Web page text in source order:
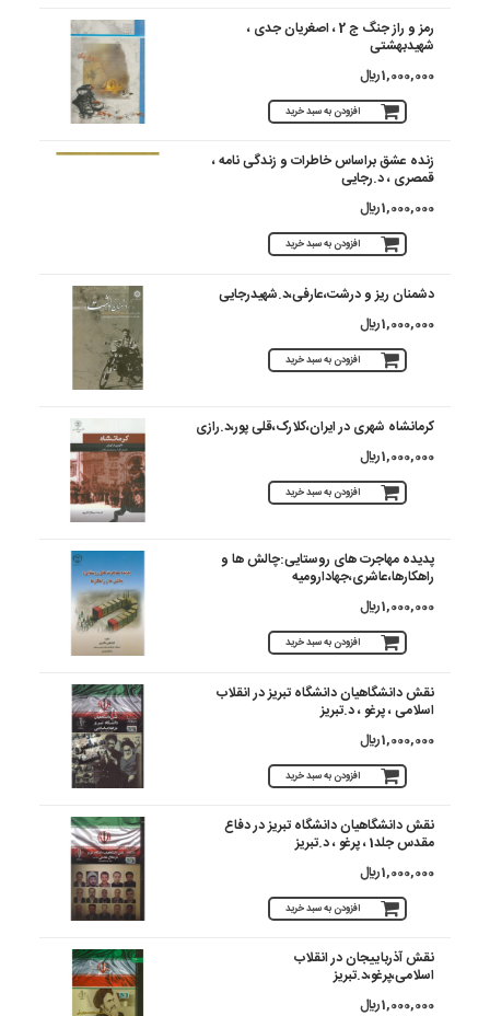
رمز و راز جنگ ج 2 ، اصغریان جدی ،
شهیدبهشتی
1,000,000 ريال
افزودن به سبد خرید
زنده عشق براساس خاطرات و زندگی نامه ،
قمصری ، د.رجایی
1,000,000 ريال
افزودن به سبد خرید
دشمنان ریز و درشت،عارفی،د.شهیدرجایی
1,000,000 ريال
افزودن به سبد خرید
کرمانشاه شهری در ایران،کلارک،قلی پور،د.رازی
1,000,000 ريال
افزودن به سبد خرید
پدیده مهاجرت های روستایی:چالش ها و
راهکارها،عاشری،جهادارومیه
1,000,000 ريال
افزودن به سبد خرید
نقش دانشگاهیان دانشگاه تبریز در انقلاب
اسلامی ، پرغو ، د.تبریز
1,000,000 ريال
افزودن به سبد خرید
نقش دانشگاهیان دانشگاه تبریز در دفاع
مقدس جلد1 ، پرغو ، د.تبریز
1,000,000 ريال
افزودن به سبد خرید
نقش آذرباییجان در انقلاب
اسلامی،پرغو،د.تبریز
1,000,000 ريال